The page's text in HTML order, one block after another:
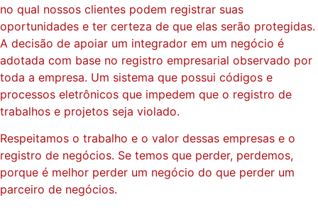
no qual nossos clientes podem registrar suas
oportunidades e ter certeza de que elas serão protegidas.
A decisão de apoiar um integrador em um negócio é
adotada com base no registro empresarial observado por
toda a empresa. Um sistema que possui códigos e
processos eletrônicos que impedem que o registro de
trabalhos e projetos seja violado.
Respeitamos o trabalho e o valor dessas empresas e o
registro de negócios. Se temos que perder, perdemos,
porque é melhor perder um negócio do que perder um
parceiro de negócios.